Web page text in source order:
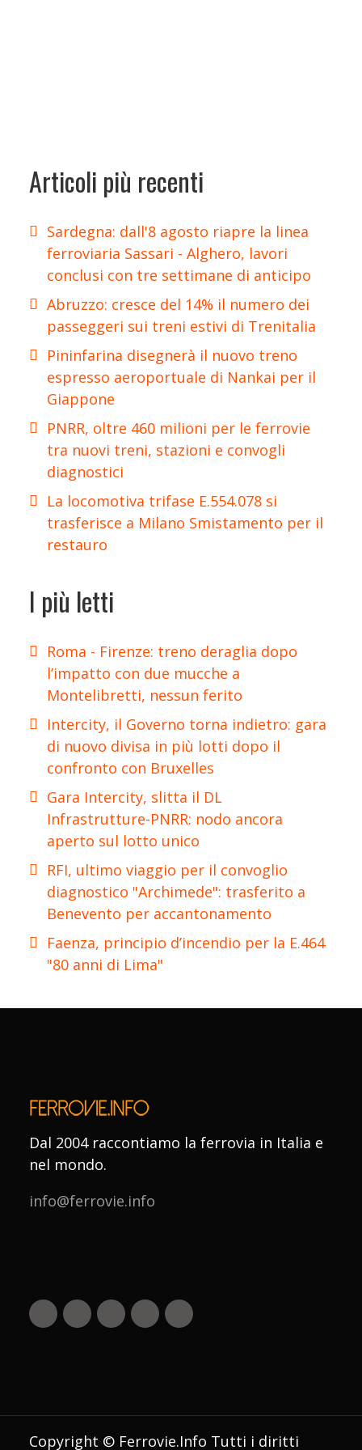
Articoli più recenti
Sardegna: dall'8 agosto riapre la linea
ferroviaria Sassari - Alghero, lavori
conclusi con tre settimane di anticipo
Abruzzo: cresce del 14% il numero dei
passeggeri sui treni estivi di Trenitalia
Pininfarina disegnerà il nuovo treno
espresso aeroportuale di Nankai per il
Giappone
PNRR, oltre 460 milioni per le ferrovie
tra nuovi treni, stazioni e convogli
diagnostici
La locomotiva trifase E.554.078 si
trasferisce a Milano Smistamento per il
restauro
I più letti
Roma - Firenze: treno deraglia dopo
l’impatto con due mucche a
Montelibretti, nessun ferito
Intercity, il Governo torna indietro: gara
di nuovo divisa in più lotti dopo il
confronto con Bruxelles
Gara Intercity, slitta il DL
Infrastrutture-PNRR: nodo ancora
aperto sul lotto unico
RFI, ultimo viaggio per il convoglio
diagnostico "Archimede": trasferito a
Benevento per accantonamento
Faenza, principio d’incendio per la E.464
"80 anni di Lima"
Dal 2004 raccontiamo la ferrovia in Italia e
nel mondo.
info@ferrovie.info
Copyright © Ferrovie.Info Tutti i diritti